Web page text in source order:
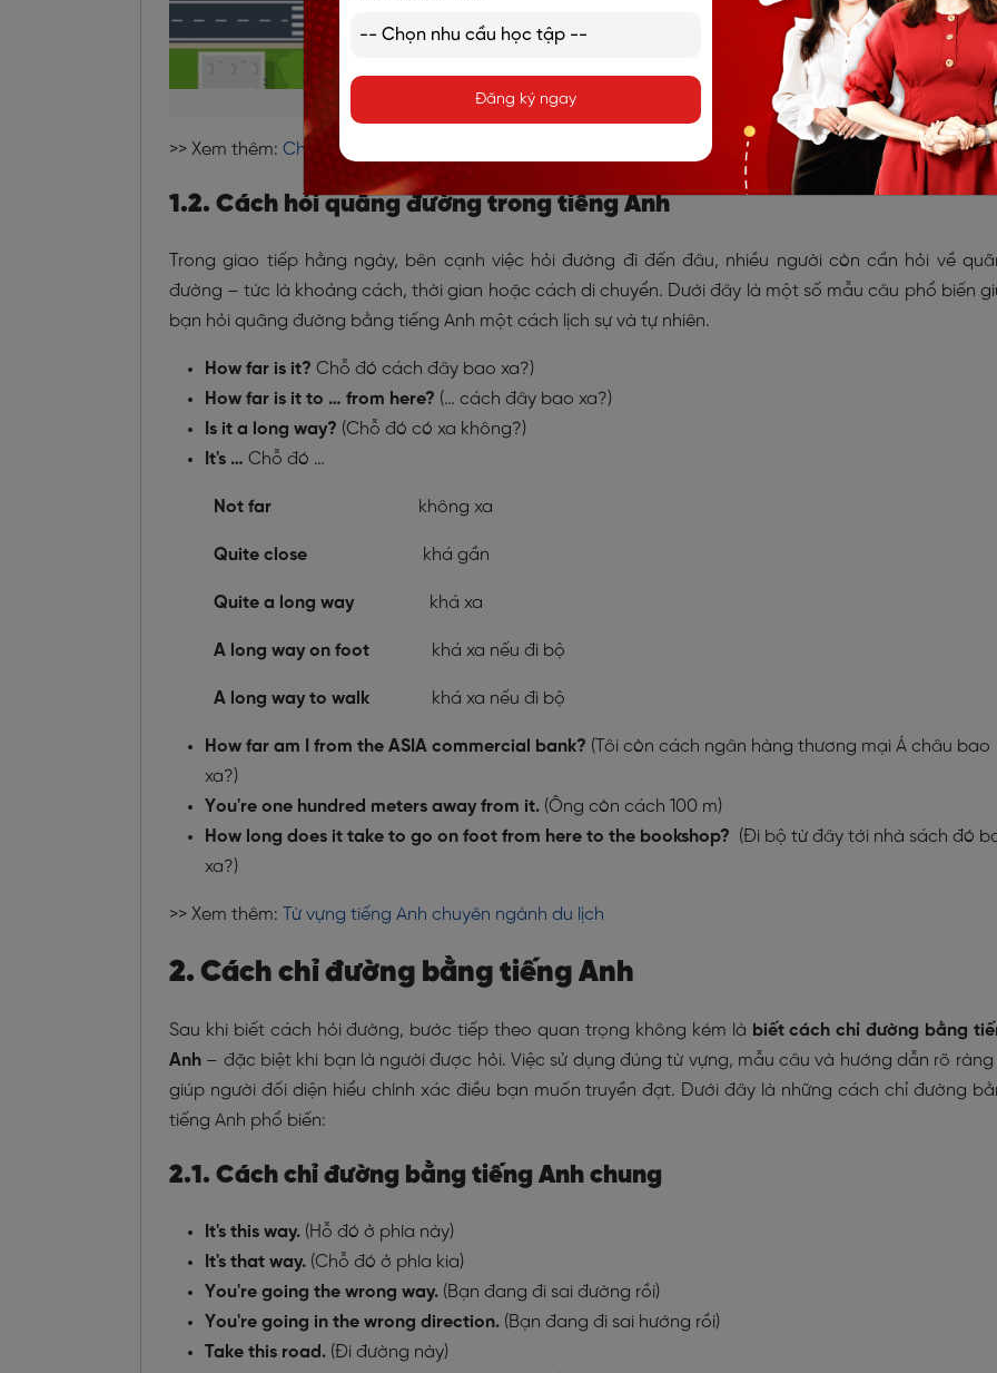
Cách hỏi và chỉ đường bằng tiếng Anh
>> Xem thêm: Chủ đề tiếng Anh giao tiếp cho người mới bắt đầu
1.2. Cách hỏi quãng đường trong tiếng Anh
Trong giao tiếp hằng ngày, bên cạnh việc hỏi đường đi đến đâu, nhiều người còn cần hỏi về
đường – tức là khoảng cách, thời gian hoặc cách di chuyển. Dưới đây là một số mẫu câu phổ biến
bạn hỏi quãng đường bằng tiếng Anh một cách lịch sự và tự nhiên.
How far is it? Chỗ đó cách đây bao xa?)
How far is it to … from here? (… cách đây bao xa?)
Is it a long way? (Chỗ đó có xa không?)
It's … Chỗ đó …
Not far không xa
Quite close khá gần
Quite a long way khá xa
A long way on foot khá xa nếu đi bộ
A long way to walk khá xa nếu đi bộ
How far am I from the ASIA commercial bank? (Tôi còn cách ngân hàng thương mại Á châu bao
xa?)
You're one hundred meters away from it. (Ông còn cách 100 m)
How long does it take to go on foot from here to the bookshop? (Đi bộ từ đây tới nhà sách đó
xa?)
>> Xem thêm: Từ vựng tiếng Anh chuyên ngành du lịch
2. Cách chỉ đường bằng tiếng Anh
Sau khi biết cách hỏi đường, bước tiếp theo quan trọng không kém là biết cách chỉ đường bằng
Anh – đặc biệt khi bạn là người được hỏi. Việc sử dụng đúng từ vựng, mẫu câu và hướng dẫn rõ ràng
giúp người đối diện hiểu chính xác điều bạn muốn truyền đạt. Dưới đây là những cách chỉ đường
tiếng Anh phổ biến:
2.1. Cách chỉ đường bằng tiếng Anh chung
It's this way. (Hỗ đó ở phía này)
It's that way. (Chỗ đó ở phía kia)
You're going the wrong way. (Bạn đang đi sai đường rồi)
You're going in the wrong direction. (Bạn đang đi sai hướng rồi)
Take this road. (Đi đường này)
Đăng ký ngay